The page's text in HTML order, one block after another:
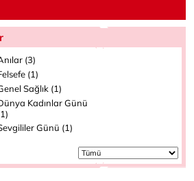
(3)
(1)
Sağlık (1)
Kadınlar Günü
Günü (1)